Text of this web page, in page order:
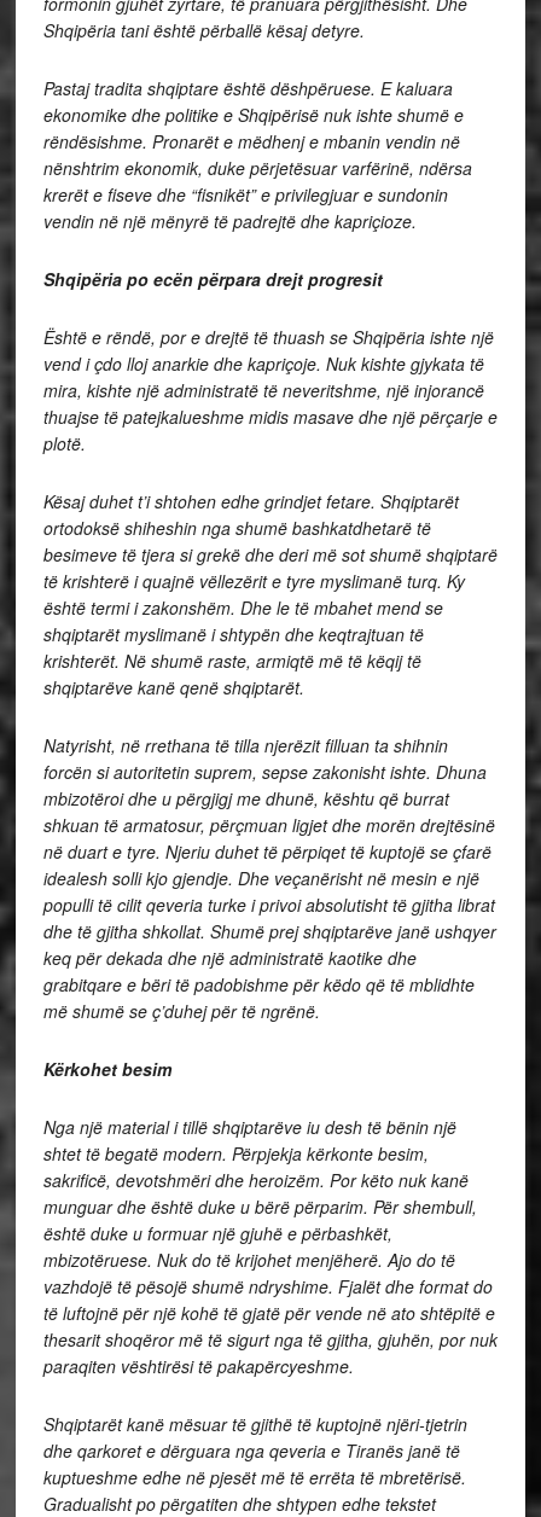
Shqipëria tani është përballë kësaj detyre.
Pastaj tradita shqiptare është dëshpëruese. E kaluara
ekonomike dhe politike e Shqipërisë nuk ishte shumë e
rëndësishme. Pronarët e mëdhenj e mbanin vendin në
nënshtrim ekonomik, duke përjetësuar varfërinë, ndërsa
krerët e fiseve dhe “fisnikët” e privilegjuar e sundonin
vendin në një mënyrë të padrejtë dhe kapriçioze.
Shqipëria po ecën përpara drejt progresit
Është e rëndë, por e drejtë të thuash se Shqipëria ishte një
vend i çdo lloj anarkie dhe kapriçoje. Nuk kishte gjykata të
mira, kishte një administratë të neveritshme, një injorancë
thuajse të patejkalueshme midis masave dhe një përçarje e
plotë.
Kësaj duhet t’i shtohen edhe grindjet fetare. Shqiptarët
ortodoksë shiheshin nga shumë bashkatdhetarë të
besimeve të tjera si grekë dhe deri më sot shumë shqiptarë
të krishterë i quajnë vëllezërit e tyre myslimanë turq. Ky
është termi i zakonshëm. Dhe le të mbahet mend se
shqiptarët myslimanë i shtypën dhe keqtrajtuan të
krishterët. Në shumë raste, armiqtë më të këqij të
shqiptarëve kanë qenë shqiptarët.
Natyrisht, në rrethana të tilla njerëzit filluan ta shihnin
forcën si autoritetin suprem, sepse zakonisht ishte. Dhuna
mbizotëroi dhe u përgjigj me dhunë, kështu që burrat
shkuan të armatosur, përçmuan ligjet dhe morën drejtësinë
në duart e tyre. Njeriu duhet të përpiqet të kuptojë se çfarë
idealesh solli kjo gjendje. Dhe veçanërisht në mesin e një
populli të cilit qeveria turke i privoi absolutisht të gjitha librat
dhe të gjitha shkollat. Shumë prej shqiptarëve janë ushqyer
keq për dekada dhe një administratë kaotike dhe
grabitqare e bëri të padobishme për këdo që të mblidhte
më shumë se ç’duhej për të ngrënë.
Kërkohet besim
Nga një material i tillë shqiptarëve iu desh të bënin një
shtet të begatë modern. Përpjekja kërkonte besim,
sakrificë, devotshmëri dhe heroizëm. Por këto nuk kanë
munguar dhe është duke u bërë përparim. Për shembull,
është duke u formuar një gjuhë e përbashkët,
mbizotëruese. Nuk do të krijohet menjëherë. Ajo do të
vazhdojë të pësojë shumë ndryshime. Fjalët dhe format do
të luftojnë për një kohë të gjatë për vende në ato shtëpitë e
thesarit shoqëror më të sigurt nga të gjitha, gjuhën, por nuk
paraqiten vështirësi të pakapërcyeshme.
Shqiptarët kanë mësuar të gjithë të kuptojnë njëri-tjetrin
dhe qarkoret e dërguara nga qeveria e Tiranës janë të
kuptueshme edhe në pjesët më të errëta të mbretërisë.
Gradualisht po përgatiten dhe shtypen edhe tekstet